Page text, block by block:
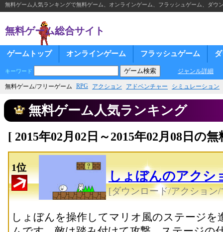
無料ゲーム人気ランキングで無料ゲーム、オンラインゲーム、フラッシュゲーム、ダウ
無料ゲーム総合サイト
ゲームトップ オンラインゲーム フラッシュゲーム
キーワード ジャンル詳細
無料ゲーム/フリーゲーム RPG アクション アドベンチャー シミュレーション
無料ゲーム人気ランキング
[ 2015年02月02日～2015年02月08日の
1位
しょぼんのアクシ
[ダウンロード/アクション
しょぼんを操作してマリオ風のステージを